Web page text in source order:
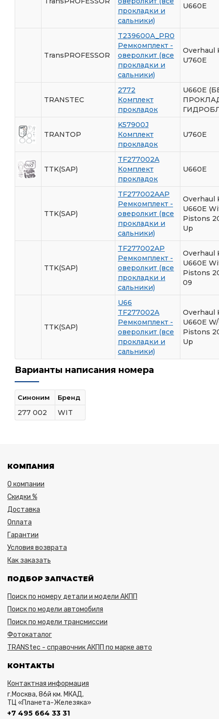
прокладки и
сальники)
U660E
TransPROFESSOR
T239600A_PR0
Ремкомплект -
оверолкит (все
прокладки и
сальники)
Overhaul
U760E
TRANSTEC
2772
Комплект
прокладок
U660E
TRANTOP
K57900J
Комплект
прокладок
U760E
TTK(SAP)
TF277002A
Комплект
прокладок
U660E
TTK(SAP)
TF277002AAP
Ремкомплект -
оверолкит (все
прокладки и
сальники)
Overhaul
U660E
Pistons
Up
TTK(SAP)
TF277002AP
Ремкомплект -
оверолкит (все
прокладки и
сальники)
Overhaul
U660E
Pistons
09
TTK(SAP)
U66
TF277002A
Ремкомплект -
оверолкит (все
прокладки и
сальники)
Overhaul
U660E
Pistons
Up
Варианты написания номера
Синоним Бренд
277 002 WIT
КОМПАНИЯ
О компании
Скидки %
Доставка
Оплата
Гарантии
Условия возврата
Как заказать
ПОДБОР ЗАПЧАСТЕЙ
Поиск по номеру детали и модели АКПП
Поиск по модели автомобиля
Поиск по модели трансмиссии
Фотокаталог
TRANStec - справочник АКПП по марке авто
КОНТАКТЫ
Контактная информация
г.Москва, 86й км. МКАД,
ТЦ «Планета-Железяка»
+7 495 664 33 31